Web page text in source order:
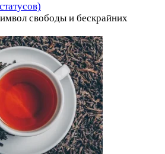
свободы и бескрайних